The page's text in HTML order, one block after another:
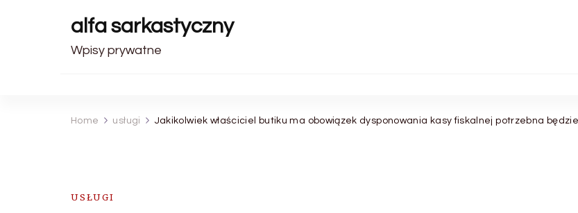
alfa sarkastyczny
Wpisy prywatne
Home usługi Jakikolwiek właściciel butiku ma obowiązek dysponowania kasy fiskalnej potrzebna
USŁUGI